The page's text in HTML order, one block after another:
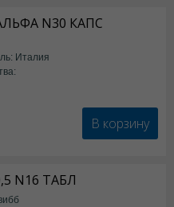
N30 КАПС
Италия
В корзину
N16 ТАБЛ